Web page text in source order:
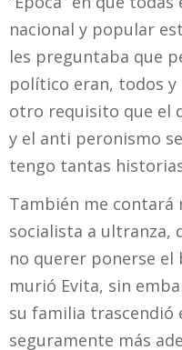
nacional y popular
les preguntaba que
político eran, todos y
otro requisito que el
y el anti peronismo
tengo tantas
También me
socialista a ultranza,
no querer ponerse el
murió Evita, sin
su familia trascendió
seguramente más